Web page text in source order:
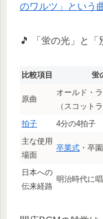
のワルツ」という
🎵 「蛍の光」と
比較項目 蛍
原曲
オールド・
（スコット
拍子
4分の4拍子
主な使用
場面
卒業式 ・卒
日本への
伝来経路
明治時代に